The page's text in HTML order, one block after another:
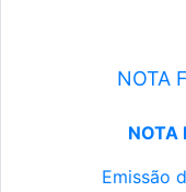
NOTA
NOTA
Emissão